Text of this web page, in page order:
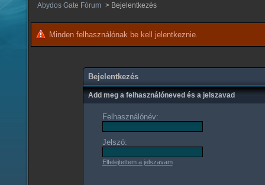
Abydos Gate Fórum > Bejelentkezés
Minden felhasználónak be kell jelentkeznie.
Bejelentkezés
Add meg a felhasználóneved és a jelszavad
Felhasználónév:
Jelszó:
Elfelejtettem a jelszavam